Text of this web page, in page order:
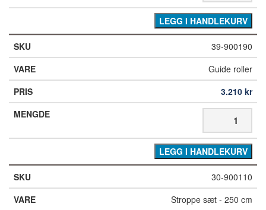
LEGG I HANDLEKURV
39-900190
Guide roller
3.210 kr
LEGG I HANDLEKURV
30-900110
Stroppe sæt - 250 cm